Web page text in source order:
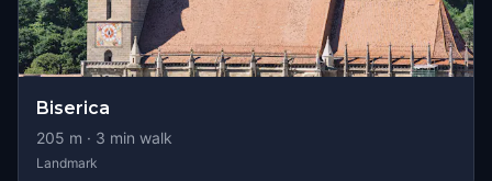
Biserica
205 m · 3 min walk
Landmark